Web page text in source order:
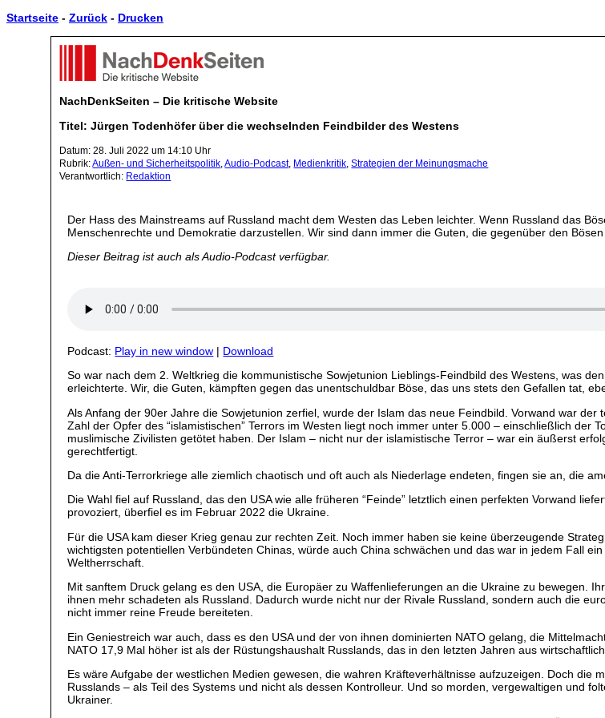
Startseite - Zurück - Drucken
NachDenkSeiten – Die kritische Website
Titel: Jürgen Todenhöfer über die wechselnden Feindbilder des Westens
Datum: 28. Juli 2022 um 14:10 Uhr
Rubrik:Außen- und Sicherheitspolitik,Audio-Podcast, Medienkritik,Strategien der Meinungsmache
Verantwortlich: Redaktion
Der Hass des Mainstreams auf Russland macht dem Westen das Leben leichter. Wenn Russland das
Menschenrechte und Demokratie darzustellen. Wir sind dann immer die Guten, die gegenüber den
Dieser Beitrag ist auch als Audio-Podcast verfügbar.
Podcast: Play in new window | Download
So war nach dem 2. Weltkrieg die kommunistische Sowjetunion Lieblings-Feindbild des Westens, was
erleichterte. Wir, die Guten, kämpften gegen das unentschuldbar Böse, das uns stets den Gefallen tat,
Als Anfang der 90er Jahre die Sowjetunion zerfiel, wurde der Islam das neue Feindbild. Vorwand war
Zahl der Opfer des “islamistischen” Terrors im Westen liegt noch immer unter 5.000 – einschließlich der
muslimische Zivilisten getötet haben. Der Islam – nicht nur der islamistische Terror – war ein äußerst
gerechtfertigt.
Da die Anti-Terrorkriege alle ziemlich chaotisch und oft auch als Niederlage endeten, fingen sie an, die
Die Wahl fiel auf Russland, das den USA wie alle früheren “Feinde” letztlich einen perfekten Vorwand
provoziert, überfiel es im Februar 2022 die Ukraine.
Für die USA kam dieser Krieg genau zur rechten Zeit. Noch immer haben sie keine überzeugende
wichtigsten potentiellen Verbündeten Chinas, würde auch China schwächen und das war in jedem Fall
Weltherrschaft.
Mit sanftem Druck gelang es den USA, die Europäer zu Waffenlieferungen an die Ukraine zu bewegen.
ihnen mehr schadeten als Russland. Dadurch wurde nicht nur der Rivale Russland, sondern auch die
nicht immer reine Freude bereiteten.
Ein Geniestreich war auch, dass es den USA und der von ihnen dominierten NATO gelang, die
NATO 17,9 Mal höher ist als der Rüstungshaushalt Russlands, das in den letzten Jahren aus
Es wäre Aufgabe der westlichen Medien gewesen, die wahren Kräfteverhältnisse aufzuzeigen. Doch die
Russlands – als Teil des Systems und nicht als dessen Kontrolleur. Und so morden, vergewaltigen und
Ukrainer.